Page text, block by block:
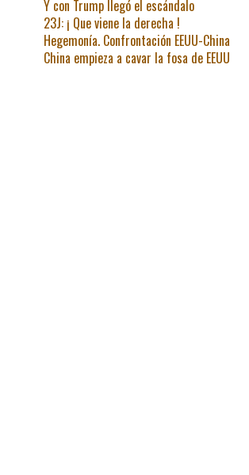
Y con Trump llegó el escándalo
23J: ¡ Que viene la derecha !
Hegemonía. Confrontación EEUU-China
China empieza a cavar la fosa de EEUU